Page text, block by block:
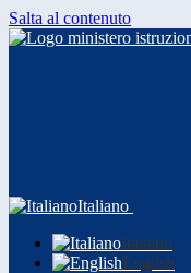
Salta al contenuto
Italiano
Italiano
English